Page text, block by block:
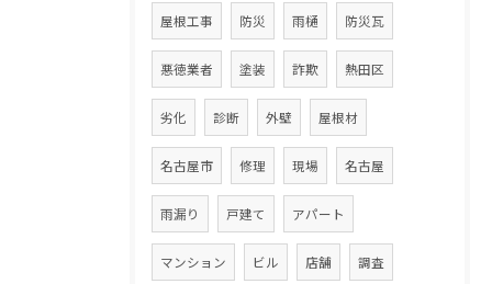
屋根工事 防災 雨樋 防災瓦
悪徳業者 塗装 詐欺 熱田区
劣化 診断 外壁 屋根材
名古屋市 修理 現場 名古屋
雨漏り 戸建て アパート
マンション ビル 店舗 調査